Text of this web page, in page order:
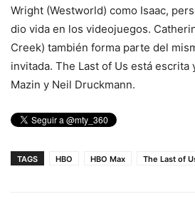
Wright (Westworld) como Isaac,
dio vida en los videojuegos.
Creek) también forma parte del
invitada. The Last of Us está escrita
Mazin y Neil Druckmann.
TAGS HBO HBO Max The Last of